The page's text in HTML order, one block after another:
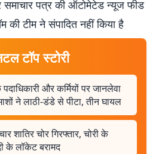
पत्र की ऑटोमेटेड न्यूज फीड
टीम ने संपादित नहीं किया है
टॉप स्टोरी
पदाधिकारी और कर्मियों पर जानलेवा
ने लाठी-डंडे से पीटा, तीन घायल
शातिर चोर गिरफ्तार, चोरी के
के लॉकेट बरामद